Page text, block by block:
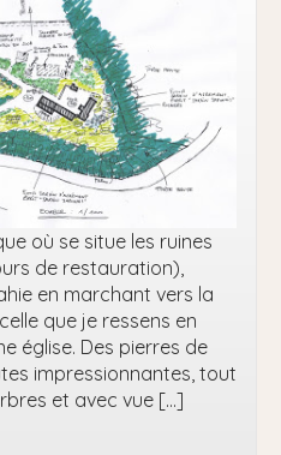
où se situe les ruines
de restauration),
en marchant vers la
que je ressens en
église. Des pierres de
impressionnantes, tout
et avec vue […]